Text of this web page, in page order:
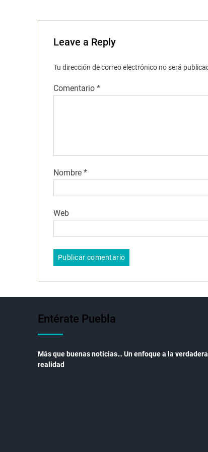
Leave a Reply
Tu dirección de correo electrónico no será
Comentario *
Nombre *
Web
Entérate Puebla
Más que buenas noticias… Un enfoque a la verdadera
realidad